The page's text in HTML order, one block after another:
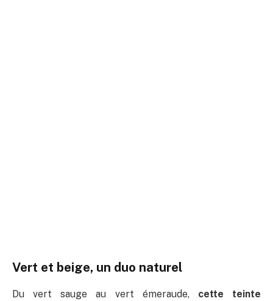
Vert et beige, un duo naturel
Du vert sauge au vert émeraude, cette teinte